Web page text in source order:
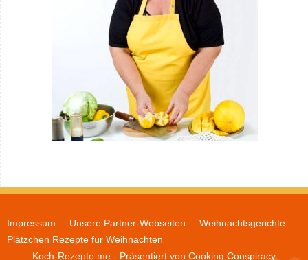
Impressum Unsere Partner-Webseiten
Weihnachtsgerichte
Plätzchen Rezepte für Weihnachten
Koch-Rezepte.me - Präsentiert von Cooking Conspiracy